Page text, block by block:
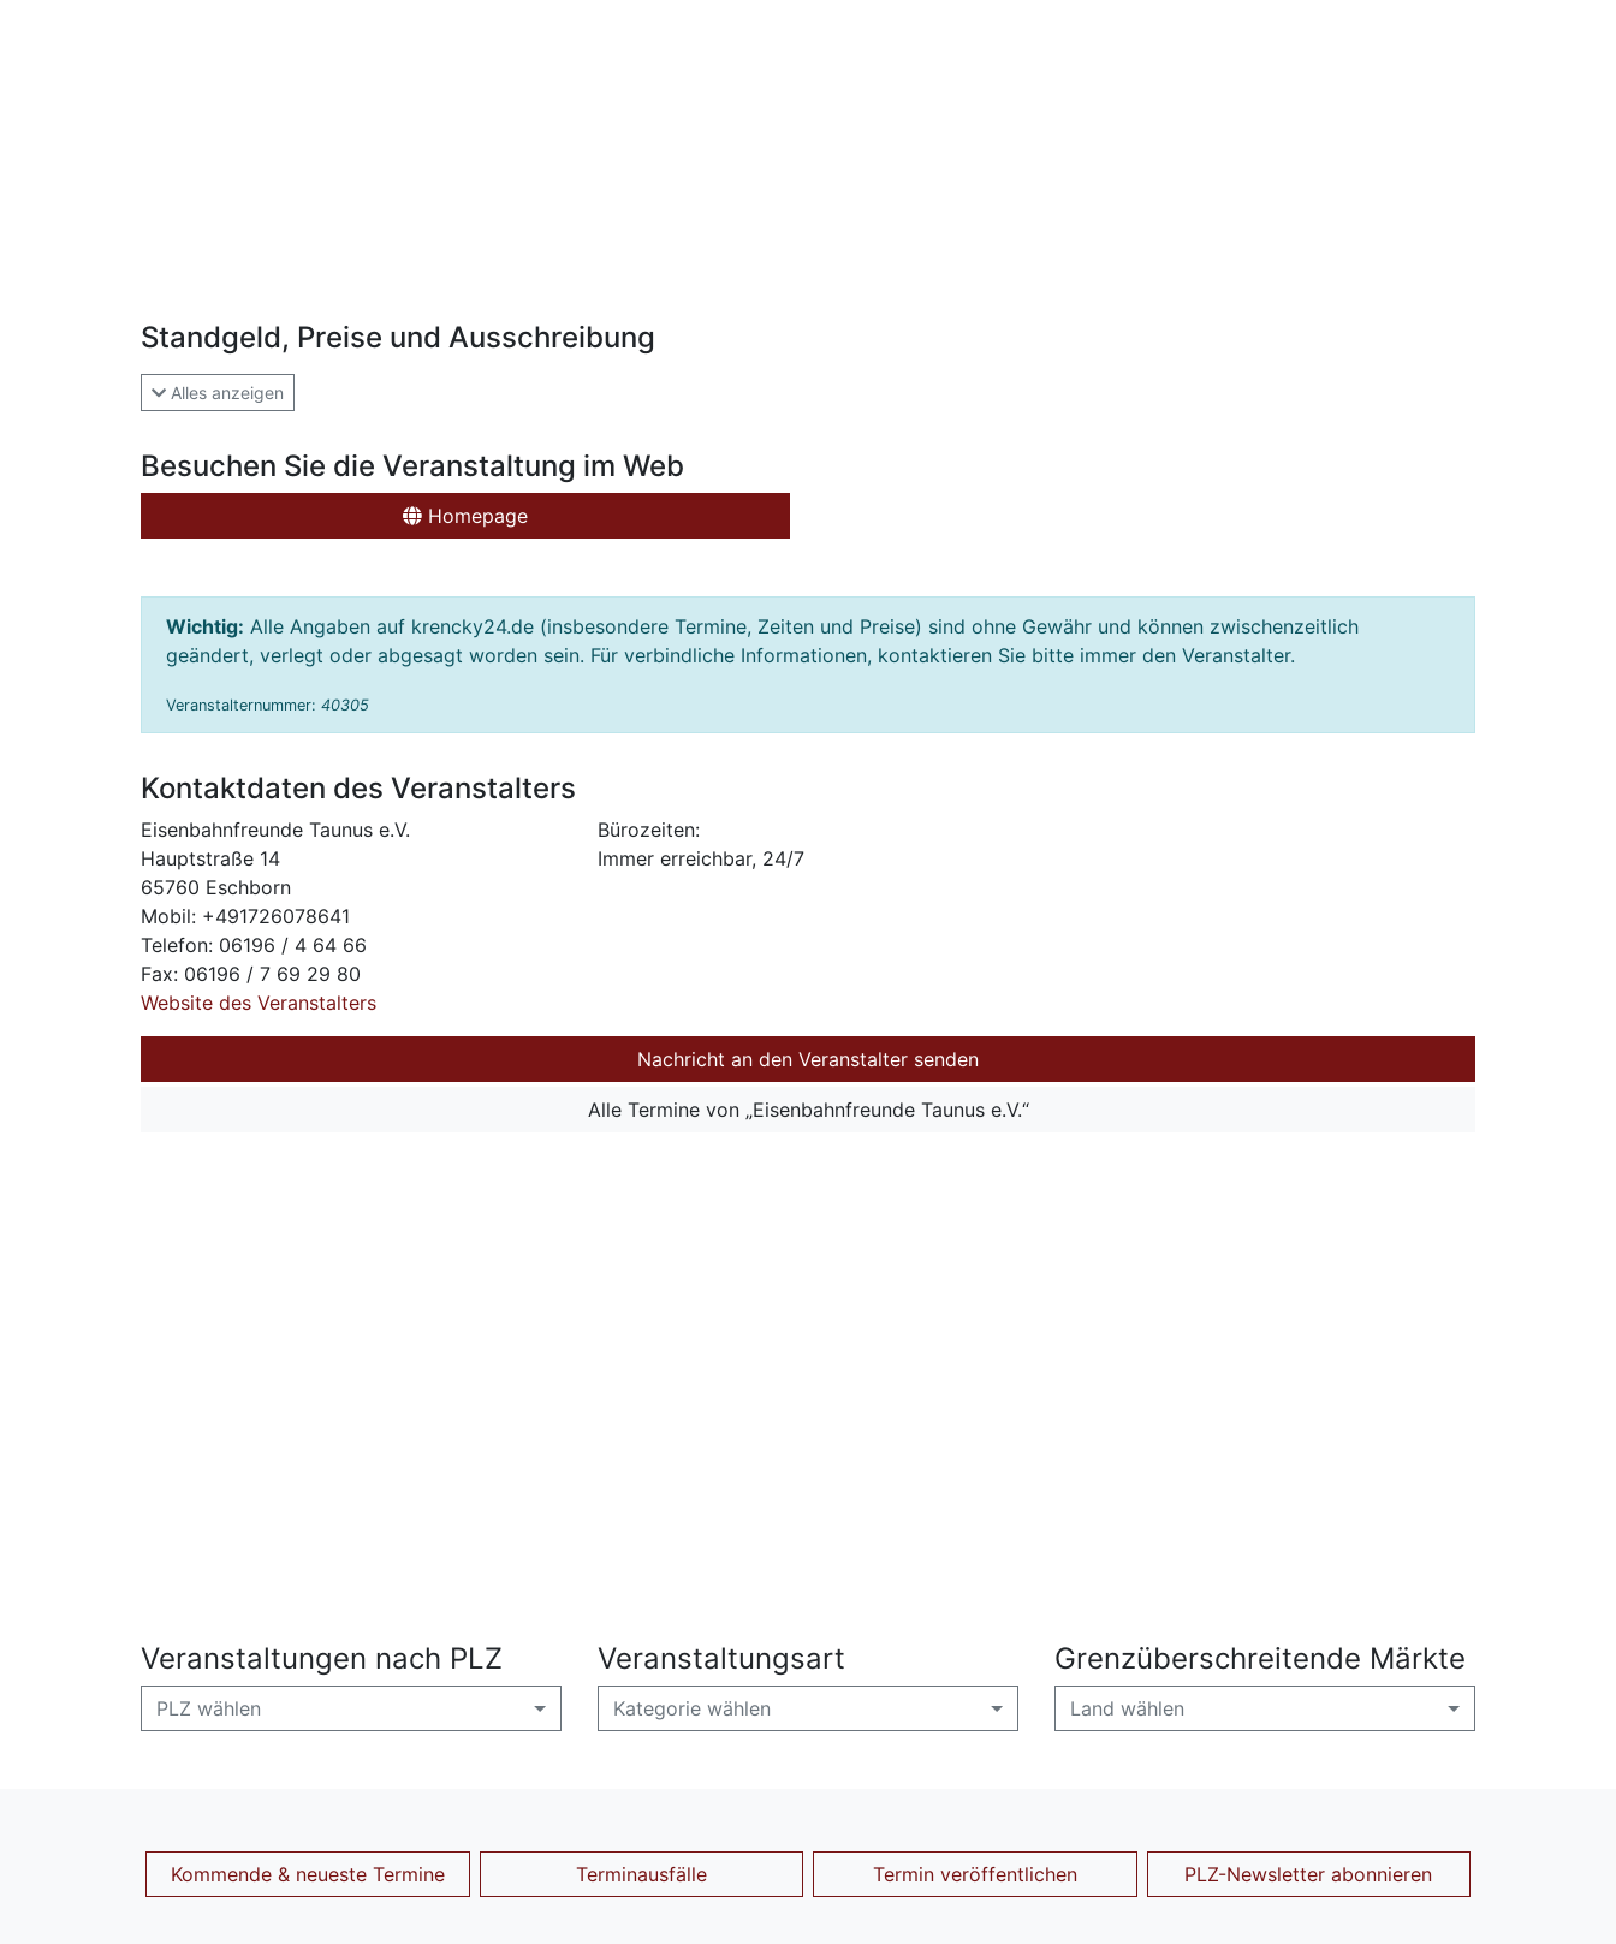
Standgeld, Preise und Ausschreibung
Alles anzeigen
Besuchen Sie die Veranstaltung im Web
Homepage
Wichtig: Alle Angaben auf krencky24.de (insbesondere Termine, Zeiten und Preise) sind ohne Gewähr und können zwischenzeitlich
geändert, verlegt oder abgesagt worden sein. Für verbindliche Informationen, kontaktieren Sie bitte immer den Veranstalter.
Veranstalternummer: 40305
Kontaktdaten des Veranstalters
Eisenbahnfreunde Taunus e.V.
Hauptstraße 14
65760 Eschborn
Mobil: +491726078641
Telefon: 06196 / 4 64 66
Fax: 06196 / 7 69 29 80
Website des Veranstalters
Bürozeiten:
Immer erreichbar, 24/7
Nachricht an den Veranstalter senden
Alle Termine von „Eisenbahnfreunde Taunus e.V.“
Veranstaltungen nach PLZ
PLZ wählen
Veranstaltungsart
Kategorie wählen
Grenzüberschreitende Märkte
Land wählen
Kommende & neueste Termine Terminausfälle Termin veröffentlichen PLZ-Newsletter abonnieren